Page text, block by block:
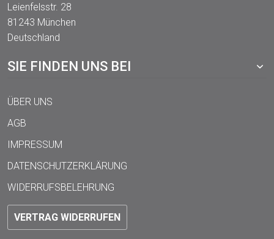
Leienfelsstr. 28
81243 München
Deutschland
SIE FINDEN UNS BEI
ÜBER UNS
AGB
IMPRESSUM
DATENSCHUTZERKLÄRUNG
WIDERRUFSBELEHRUNG
VERTRAG WIDERRUFEN